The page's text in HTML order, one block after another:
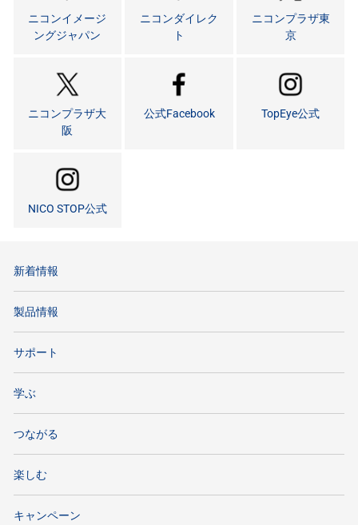
ニコンイメージ
ングジャパン
ニコンダイレク
ト
ニコンプラザ東
京
ニコンプラザ大
阪
公式Facebook TopEye公式
NICO STOP公式
新着情報
製品情報
サポート
学ぶ
つながる
楽しむ
キャンペーン